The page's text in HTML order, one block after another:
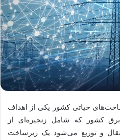
حیاتی کشور یکی از اهداف
کشور که شامل زنجیره‌ای از
و توزیع می‌شود یک زیرساخت